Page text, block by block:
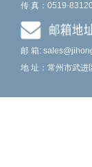
传 真：0519-
邮 箱:
地 址：常州市武进